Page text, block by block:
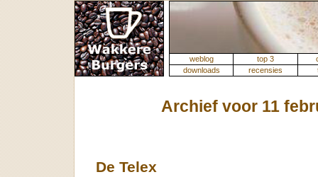
weblog top 3
downloads
recensies
Archief voor 11
De Telex